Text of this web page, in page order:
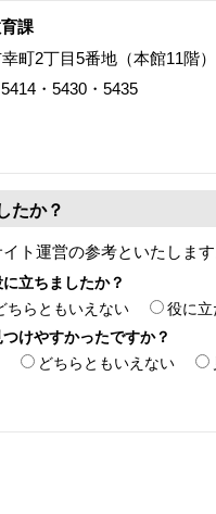
育課
町2丁目5番地（本館11階）
・5430・5435
たか？
ト運営の参考といたします
立ちましたか？
ちらともいえない
役に
けやすかったですか？
どちらともいえない